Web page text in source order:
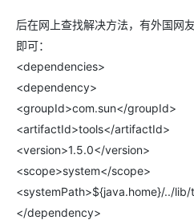
后在网上查找解决方法，有外国网
即可：
<dependencies>
<dependency>
<groupId>com.sun</groupId>
<artifactId>tools</artifactId>
<version>1.5.0</version>
<scope>system</scope>
<systemPath>${java.home}/../
</dependency>